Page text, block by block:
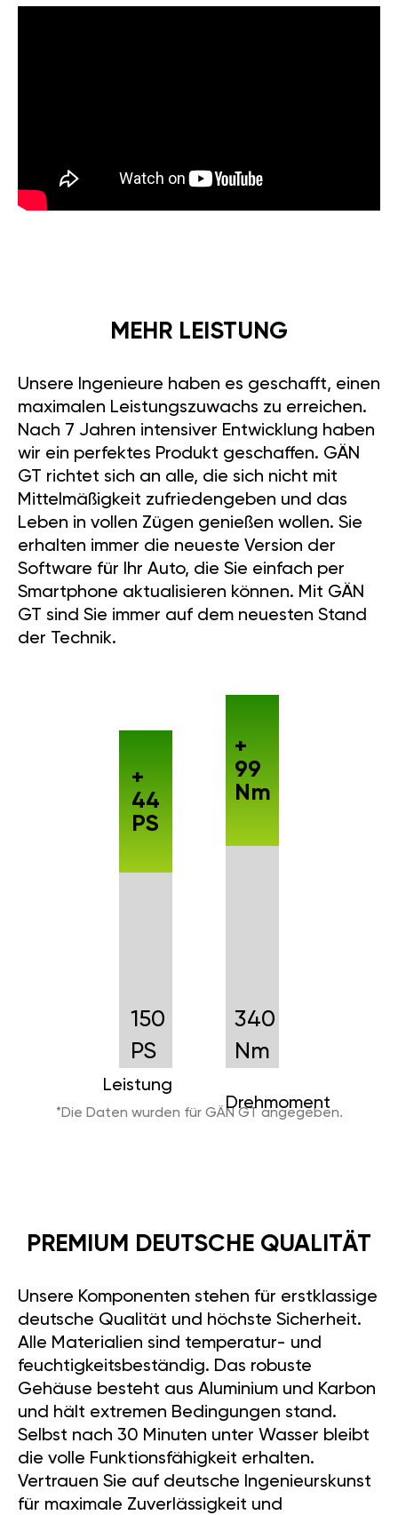
MEHR LEISTUNG
Unsere Ingenieure haben es geschafft, einen
maximalen Leistungszuwachs zu erreichen.
Nach 7 Jahren intensiver Entwicklung haben
wir ein perfektes Produkt geschaffen. GÄN
GT richtet sich an alle, die sich nicht mit
Mittelmäßigkeit zufriedengeben und das
Leben in vollen Zügen genießen wollen. Sie
erhalten immer die neueste Version der
Software für Ihr Auto, die Sie einfach per
Smartphone aktualisieren können. Mit GÄN
GT sind Sie immer auf dem neuesten Stand
der Technik.
150
PS
Leistung
+
44
PS
340
Nm
Drehmoment
+
99
Nm
*Die Daten wurden für GÄN GT angegeben.
PREMIUM DEUTSCHE QUALITÄT
Unsere Komponenten stehen für erstklassige
deutsche Qualität und höchste Sicherheit.
Alle Materialien sind temperatur- und
feuchtigkeitsbeständig. Das robuste
Gehäuse besteht aus Aluminium und Karbon
und hält extremen Bedingungen stand.
Selbst nach 30 Minuten unter Wasser bleibt
die volle Funktionsfähigkeit erhalten.
Vertrauen Sie auf deutsche Ingenieurskunst
für maximale Zuverlässigkeit und